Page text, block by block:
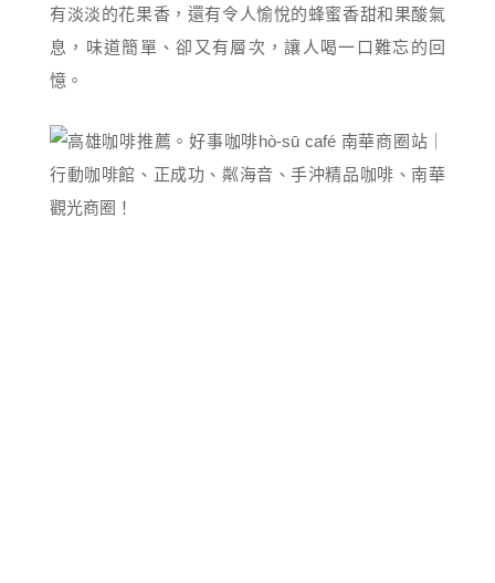
有淡淡的花果香，還有令人愉悅的蜂蜜香甜和果酸氣
息，味道簡單、卻又有層次，讓人喝一口難忘的回
憶。